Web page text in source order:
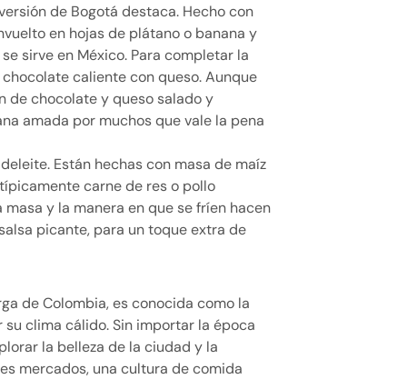
de Bogotá destaca. Hecho con
en hojas de plátano o banana y
sirve en México. Para completar la
caliente con queso. Aunque
de chocolate y queso salado y
amada por muchos que vale la pena
Están hechas con masa de maíz
carne de res o pollo
y la manera en que se fríen hacen
picante, para un toque extra de
de Colombia, es conocida como la
clima cálido. Sin importar la época
la belleza de la ciudad y la
mercados, una cultura de comida